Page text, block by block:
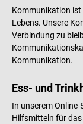
Kommunikation ist
Lebens. Unsere
Verbindung zu
Kommunikation.
Ess- und
In unserem
Hilfsmitteln für das